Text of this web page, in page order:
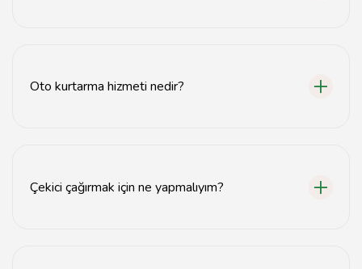
Oto kurtarma hizmeti nedir?
Çekici çağırmak için ne yapmalıyım?